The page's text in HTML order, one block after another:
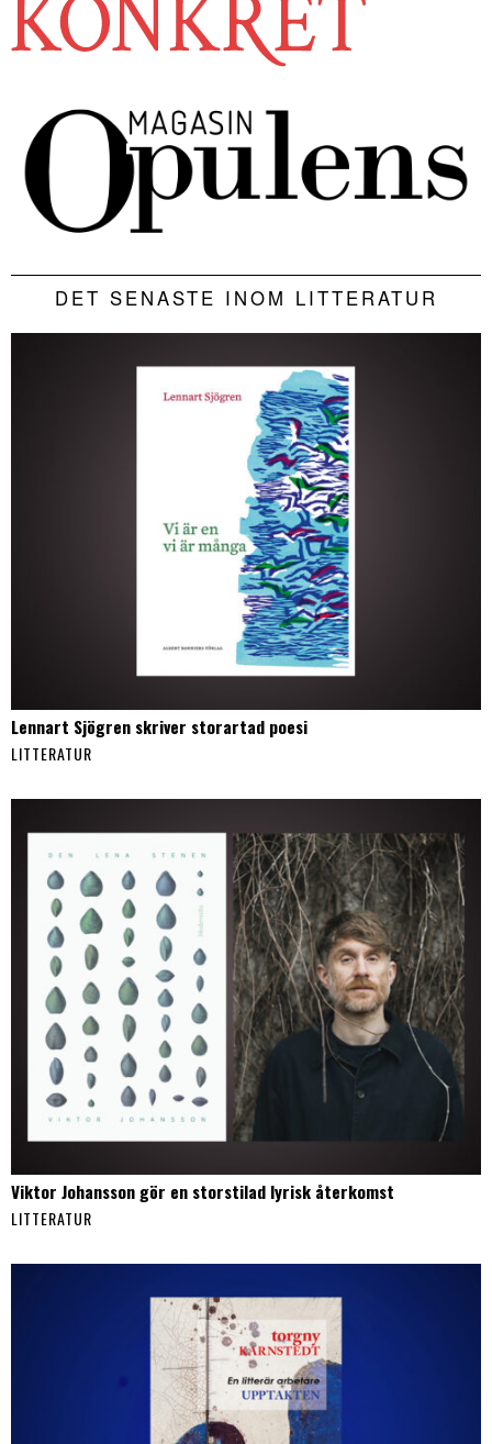
DET SENASTE INOM LITTERATUR
Lennart Sjögren skriver storartad poesi
LITTERATUR
Viktor Johansson gör en storstilad lyrisk återkomst
LITTERATUR